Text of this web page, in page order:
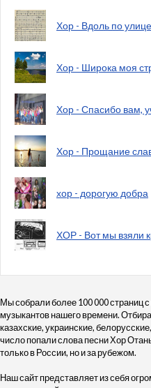
Хор - Вдоль по
Хор - Широка моя
Хор - Спасибо вам,
Хор - Прощание
хор - дорогую добра
ХОР - Вот мы взяли
Мы собрали более 100 000 страниц
музыкантов нашего времени.
казахские, украинские,
число попали слова песни Хор
только в России, но и за рубежом.
Наш сайт представляет из себя